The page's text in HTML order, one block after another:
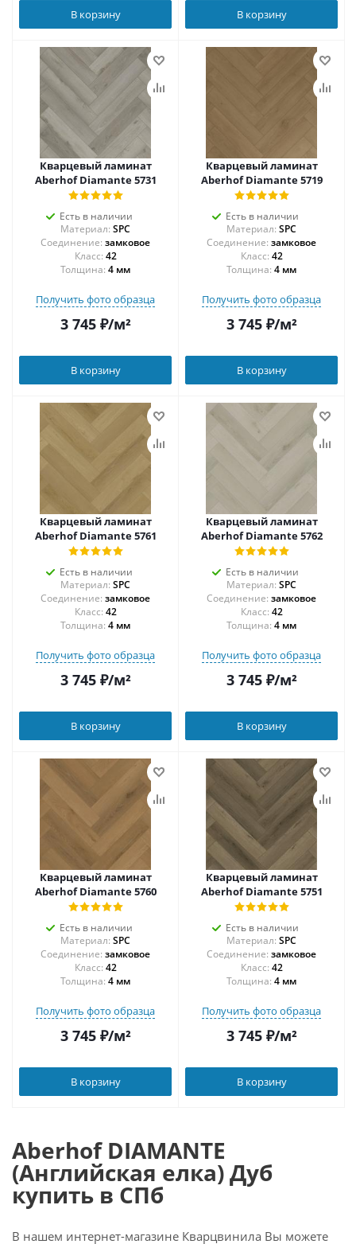
В корзину В корзину
Кварцевый ламинат
Aberhof Diamante 5731
Есть в наличии
Материал: SPC
Соединение: замковое
42
Толщина: 4 мм
Получить фото образца
3 745₽/м²
В корзину
Кварцевый ламинат
Aberhof Diamante 5719
Есть в наличии
Материал: SPC
Соединение: замковое
42
Толщина: 4 мм
Получить фото образца
3 745₽/м²
В корзину
Кварцевый ламинат
Aberhof Diamante 5761
Есть в наличии
Материал: SPC
Соединение: замковое
42
Толщина: 4 мм
Получить фото образца
3 745₽/м²
В корзину
Кварцевый ламинат
Aberhof Diamante 5762
Есть в наличии
Материал: SPC
Соединение: замковое
42
Толщина: 4 мм
Получить фото образца
3 745₽/м²
В корзину
Кварцевый ламинат
Aberhof Diamante 5760
Есть в наличии
Материал: SPC
Соединение: замковое
42
Толщина: 4 мм
Получить фото образца
3 745₽/м²
В корзину
Кварцевый ламинат
Aberhof Diamante 5751
Есть в наличии
Материал: SPC
Соединение: замковое
42
Толщина: 4 мм
Получить фото образца
3 745₽/м²
В корзину
Aberhof DIAMANTE
(Английская елка) Дуб
купить в СПб
В нашем интернет-магазине Кварцвинила Вы можете